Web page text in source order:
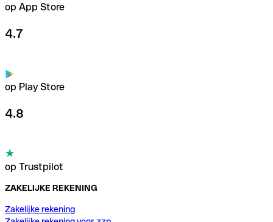
op App Store
4.7
op Play Store
4.8
op Trustpilot
ZAKELIJKE REKENING
Zakelijke rekening